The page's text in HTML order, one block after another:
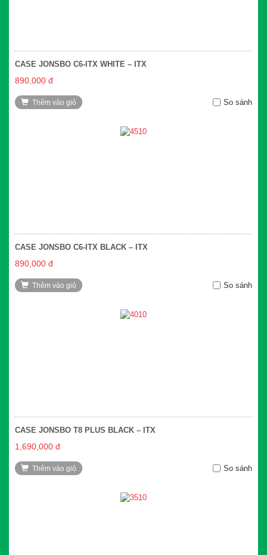
CASE JONSBO C6-ITX WHITE – ITX
890,000 đ
Thêm vào giỏ So sánh
CASE JONSBO C6-ITX BLACK – ITX
890,000 đ
Thêm vào giỏ So sánh
CASE JONSBO T8 PLUS BLACK – ITX
1,690,000 đ
Thêm vào giỏ So sánh